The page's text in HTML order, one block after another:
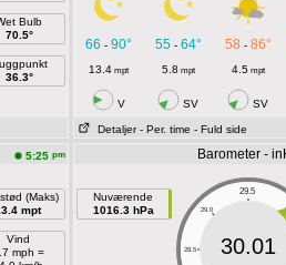
Bulb
70.5°
36.3°
66 - 90° 55- 64° 58 - 86°
13.4 mpt 5.8 mpt 4.5mpt
V SV SV
Detaljer - Per. time - Fuld side
5:25 pm
(Maks)
mpt
Vind
mph =
Barometer -
Nuværende
1016.3 hPa
29.5
29.0
28.5 30.01